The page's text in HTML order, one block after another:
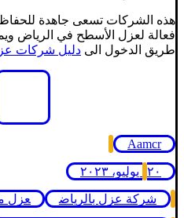
هذه الشركات تسعى جاهدة للحفاظ
فعالة لعزل الأسطح في الرياض
طريق الدخول الى دليل شركات
Aamcr
٢٠ يوليو، ٢٠٢٣
شركة عزل بالرياض عزل